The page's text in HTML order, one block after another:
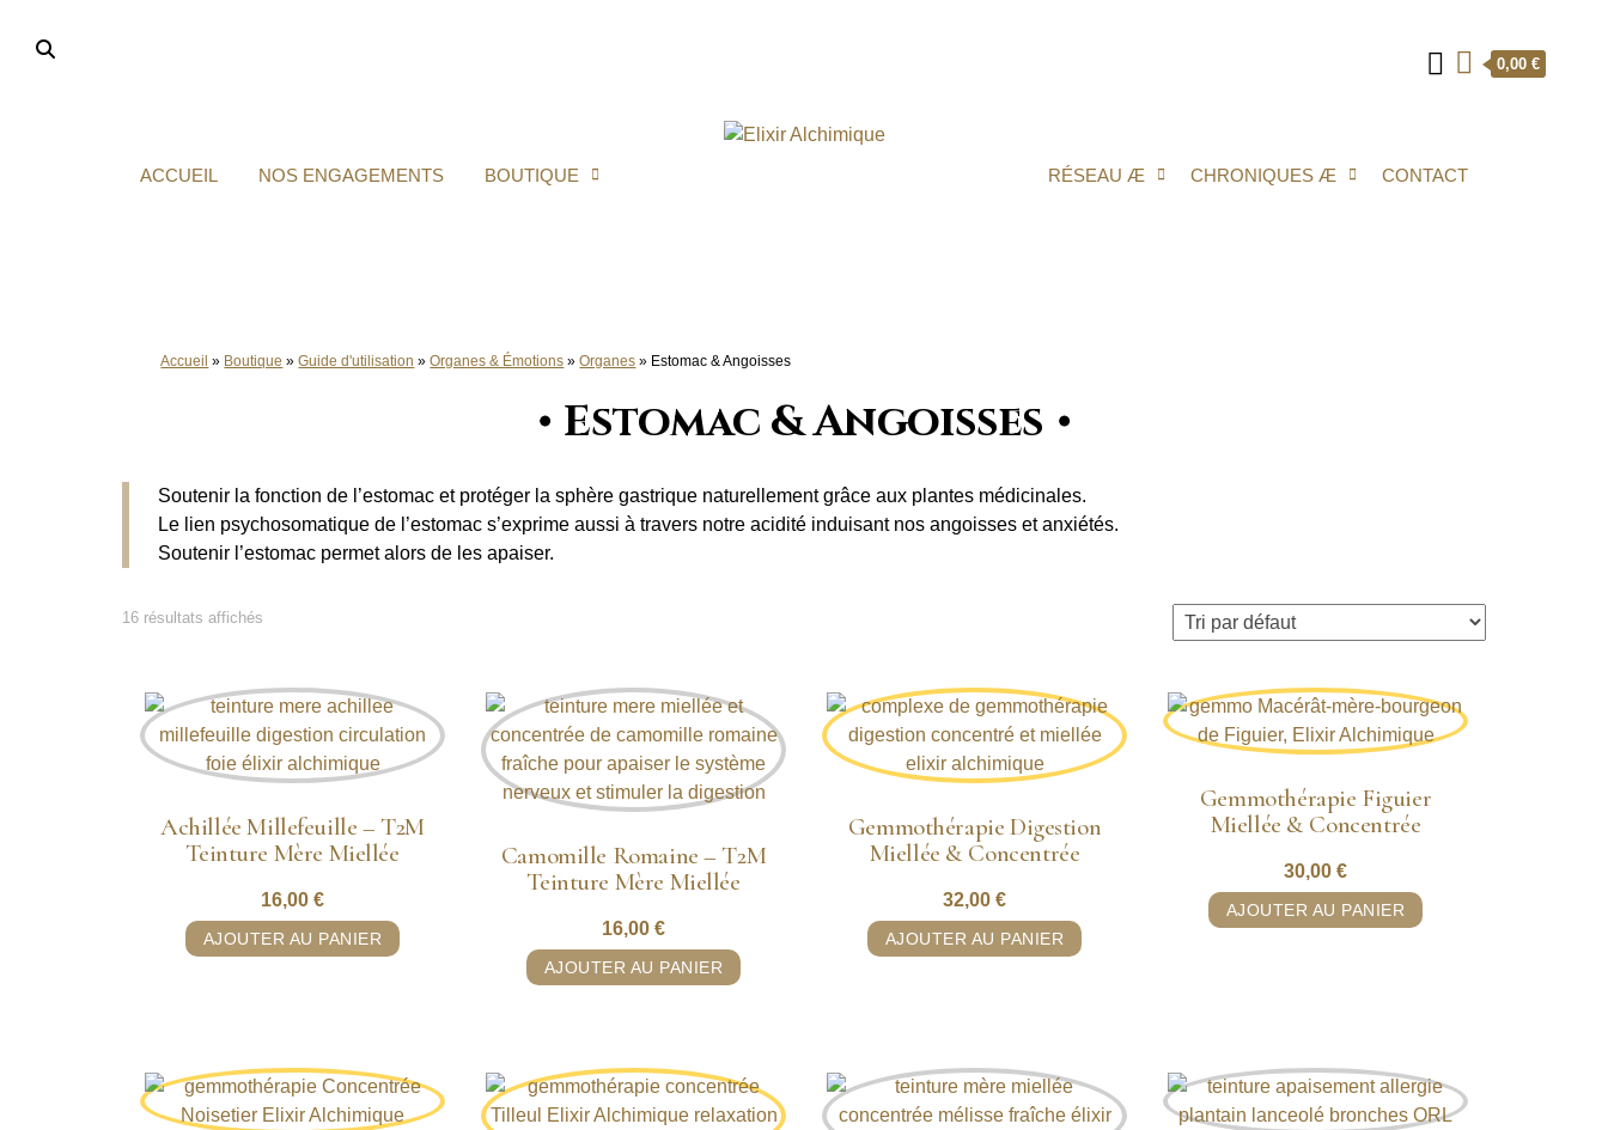
0,00 €
ACCUEIL NOS ENGAGEMENTS BOUTIQUE RÉSEAU Æ CHRONIQUES Æ CONTACT
Accueil » Boutique »Guide d'utilisation »Organes & Émotions »Organes » Estomac & Angoisses
Estomac & Angoisses
Soutenir la fonction de l’estomac et protéger la sphère gastrique naturellement grâce aux plantes médicinales.
Le lien psychosomatique de l’estomac s’exprime aussi à travers notre acidité induisant nos angoisses et anxiétés.
Soutenir l’estomac permet alors de les apaiser.
16 résultats affichés
Achillée Millefeuille – T2M
Teinture Mère Miellée
16,00 €
AJOUTER AU PANIER
Camomille Romaine – T2M
Teinture Mère Miellée
16,00 €
AJOUTER AU PANIER
Gemmothérapie Digestion
Miellée & Concentrée
32,00 €
AJOUTER AU PANIER
Gemmothérapie Figuier
Miellée & Concentrée
30,00 €
AJOUTER AU PANIER